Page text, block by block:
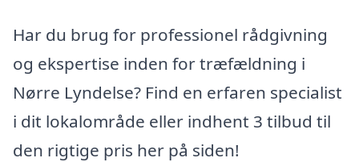
Har du brug for professionel rådgivning
og ekspertise inden for træfældning i
Nørre Lyndelse? Find en erfaren specialist
i dit lokalområde eller indhent 3 tilbud til
den rigtige pris her på siden!